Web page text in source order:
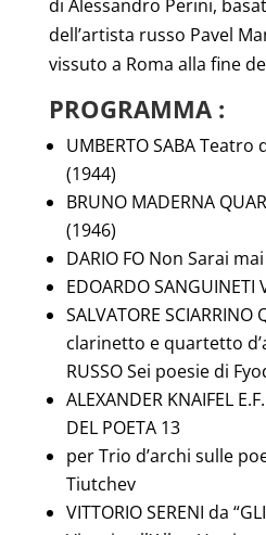
di Alessandro Perini,
dell’artista russo Pavel
vissuto a Roma alla fine
PROGRAMMA :
UMBERTO SABA
(1944)
BRUNO MADERNA
(1946)
DARIO FO Non Sarai
EDOARDO
SALVATORE
clarinetto e quartetto
RUSSO Sei poesie di
ALEXANDER KNAIFEL
DEL POETA 13
per Trio d’archi sulle
Tiutchev
VITTORIO SERENI da